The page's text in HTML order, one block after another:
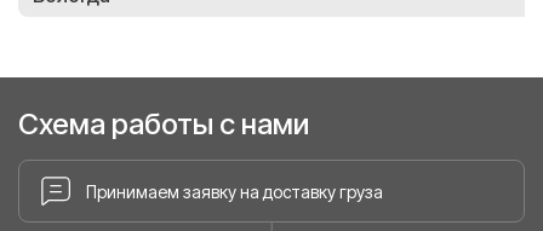
Схема работы с нами
Принимаем заявку на доставку груза